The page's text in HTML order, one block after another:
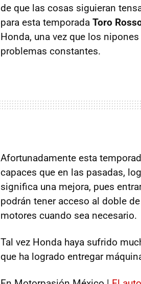
de que las cosas siguieran
para esta temporada Toro
Honda, una vez que los
problemas constantes.
Afortunadamente esta
capaces que en las pasadas,
significa una mejora, pues
podrán tener acceso al doble
motores cuando sea necesario.
Tal vez Honda haya sufrido
que ha logrado entregar